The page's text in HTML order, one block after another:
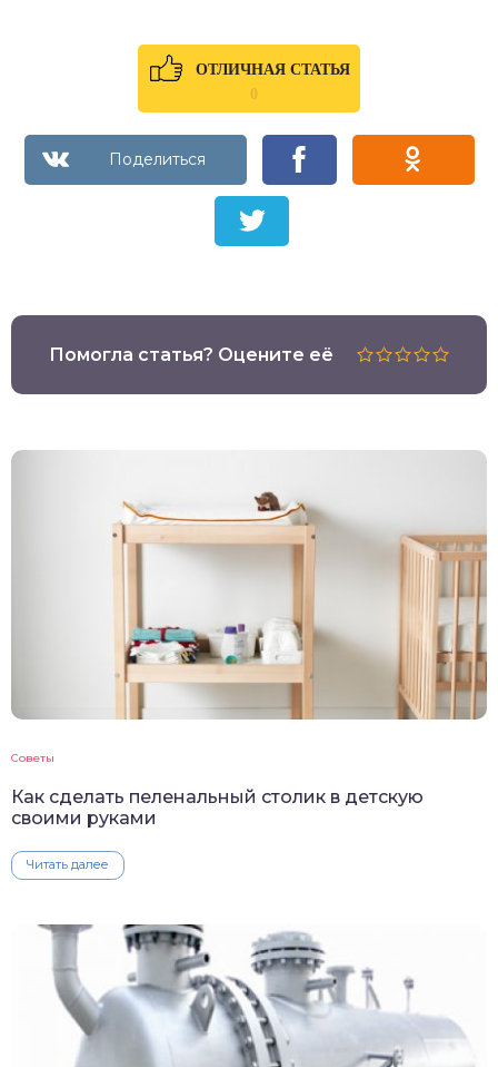
ОТЛИЧНАЯ СТАТЬЯ
0
Помогла статья? Оцените её
Советы
Как сделать пеленальный столик в детскую
своими руками
Читать далее